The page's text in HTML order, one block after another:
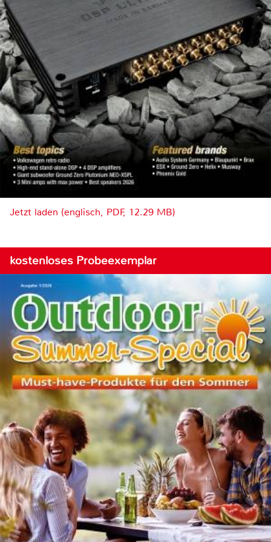
Jetzt laden (englisch, PDF, 12.29 MB)
kostenloses Probeexemplar